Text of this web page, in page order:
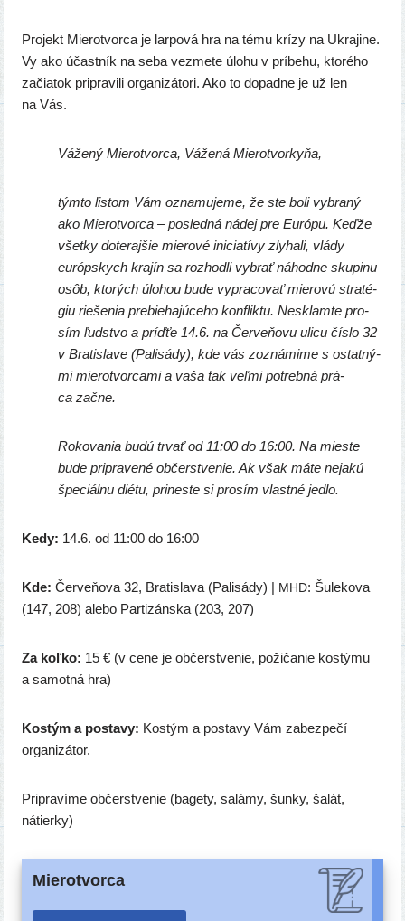
Projekt Mierotvorca je lar­po­vá hra na tému krí­zy na Ukrajine.
Vy ako účast­ník na seba vez­me­te úlo­hu v prí­be­hu, kto­ré­ho
začia­tok pri­pra­vi­li orga­ni­zá­to­ri. Ako to dopad­ne je už len
na Vás.
Vážený Mierotvorca, Vážená Mierotvorkyňa,
tým­to lis­tom Vám ozna­mu­je­me, že ste boli vybra­ný
ako Mierotvorca – posled­ná nádej pre Európu. Keďže
všet­ky dote­raj­šie mie­ro­vé ini­cia­tí­vy zly­ha­li, vlá­dy
európ­skych kra­jín sa roz­hod­li vybrať náhod­ne sku­pi­nu
osôb, kto­rých úlo­hou bude vypra­co­vať mie­ro­vú stra­té­
giu rie­še­nia pre­bie­ha­jú­ce­ho kon­flik­tu. Nesklamte pro­
sím ľud­stvo a príď­ťe 14.6. na Červeňovu uli­cu čís­lo 32
v Bratislave (Palisády), kde vás zozná­mi­me s ostat­ný­
mi mie­rot­vor­ca­mi a vaša tak veľ­mi potreb­ná prá­
ca začne.
Rokovania budú trvať od 11:00 do 16:00. Na mies­te
bude pri­pra­ve­né občerstve­nie. Ak však máte neja­kú
špe­ciál­nu dié­tu, pri­nes­te si pro­sím vlast­né jedlo.
Kedy: 14.6. od 11:00 do 16:00
Kde: Červeňova 32, Bratislava (Palisády) | MHD: Šulekova
(147, 208) ale­bo Partizánska (203, 207)
Za koľ­ko: 15 € (v cene je občerstve­nie, poži­ča­nie kos­tý­mu
a samot­ná hra)
Kostým a posta­vy: Kostým a posta­vy Vám zabez­pe­čí
organizátor.
Pripravíme občerstve­nie (bage­ty, salá­my, šun­ky, šalát,
nátierky)
Mierotvorca